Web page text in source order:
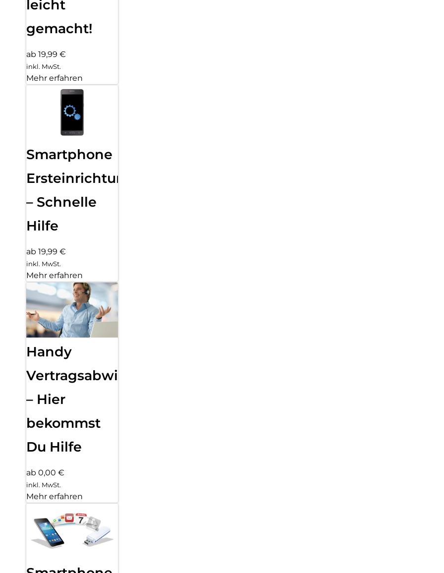
leicht
gemacht!
ab 19,99 €
inkl. MwSt.
Mehr erfahren
Smartphone
Ersteinrichtung
– Schnelle
Hilfe
ab 19,99 €
inkl. MwSt.
Mehr erfahren
Handy
Vertragsabwicklung
– Hier
bekommst
Du Hilfe
ab 0,00 €
inkl. MwSt.
Mehr erfahren